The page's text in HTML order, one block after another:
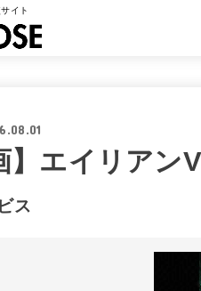
イト
】エイリアン
ス